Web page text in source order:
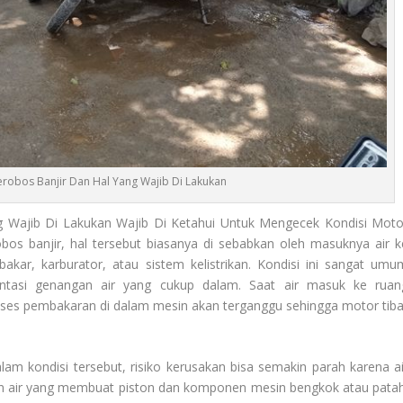
Banjir Dan Hal Yang Wajib Di Lakukan
Di Lakukan Wajib Di Ketahui Untuk Mengecek Kondisi
banjir, hal tersebut biasanya di sebabkan oleh masuknya air
karburator, atau sistem kelistrikan. Kondisi ini sangat
genangan air yang cukup dalam. Saat air masuk ke
pembakaran di dalam mesin akan terganggu sehingga motor
kondisi tersebut, risiko kerusakan bisa semakin parah karena
air yang membuat piston dan komponen mesin bengkok atau